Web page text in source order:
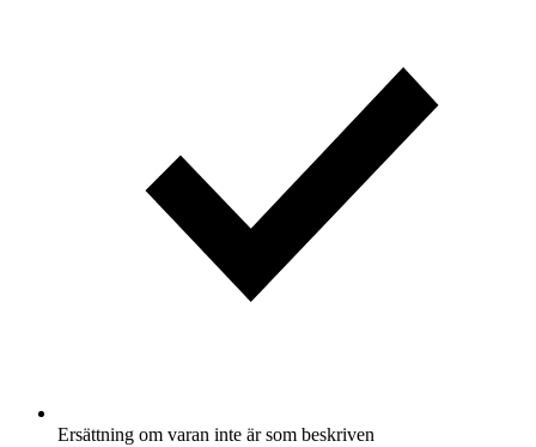
Ersättning om varan inte är som beskriven